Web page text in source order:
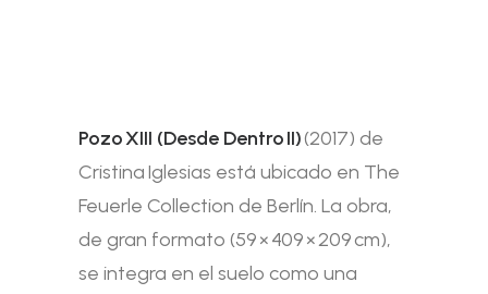
Pozo XIII (Desde Dentro II)(2017) de
Cristina Iglesias está ubicado en The
Feuerle Collection de Berlín. La obra,
de gran formato (59 × 409 × 209 cm),
se integra en el suelo como una